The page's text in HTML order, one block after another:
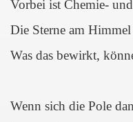
Vorbei ist Chemie-
Die Sterne am
Was das bewirkt,
Wenn sich die Pole